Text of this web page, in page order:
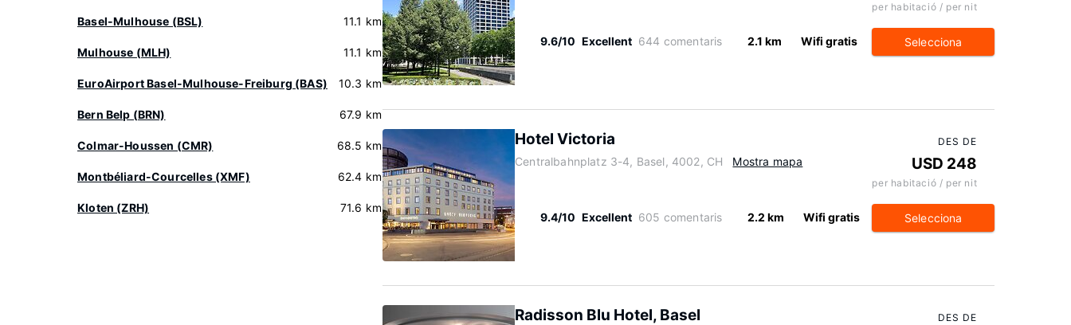
Basel-Mulhouse (BSL) 11.1 km
Mulhouse (MLH) 11.1 km
EuroAirport Basel-Mulhouse-Freiburg (BAS) 10.3 km
Bern Belp (BRN) 67.9 km
Colmar-Houssen (CMR) 68.5 km
Montbéliard-Courcelles (XMF) 62.4 km
Kloten (ZRH) 71.6 km
9.6/10 Excellent 644 comentaris 2.1 km Wifi gratis
per habitació / per nit
Selecciona
Hotel Victoria
Centralbahnplatz 3-4, Basel, 4002, CH Mostra mapa
9.4/10 Excellent 605 comentaris 2.2 km Wifi gratis
DES DE
USD 248
per habitació / per nit
Selecciona
Radisson Blu Hotel, Basel DES DE